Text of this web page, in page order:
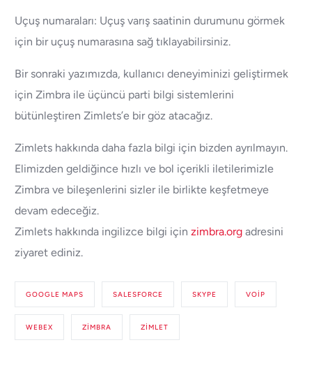
Uçuş numaraları: Uçuş varış saatinin durumunu görmek
için bir uçuş numarasına sağ tıklayabilirsiniz.
Bir sonraki yazımızda, kullanıcı deneyiminizi geliştirmek
için Zimbra ile üçüncü parti bilgi sistemlerini
bütünleştiren Zimlets’e bir göz atacağız.
Zimlets hakkında daha fazla bilgi için bizden ayrılmayın.
Elimizden geldiğince hızlı ve bol içerikli iletilerimizle
Zimbra ve bileşenlerini sizler ile birlikte keşfetmeye
devam edeceğiz.
Zimlets hakkında ingilizce bilgi içinzimbra.org adresini
ziyaret ediniz.
GOOGLE MAPS SALESFORCE SKYPE VOIP
WEBEX ZIMBRA ZIMLET